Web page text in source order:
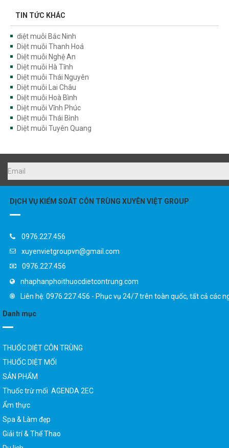
TIN TỨC KHÁC
diệt muỗi Bắc Ninh
Diệt muỗi Thanh Hoá
Diệt muỗi Nghệ An
Diệt muỗi Hà Tĩnh
Diệt muỗi Thái Nguyên
Diệt muỗi Lai Châu
Diệt muỗi Hoà Bình
Diệt muỗi Vĩnh Phúc
Diệt muỗi Thái Bình
Diệt muỗi Tuyên Quang
DỊCH VỤ KIỂM SOÁT CÔN TRÙNG XUYÊN VIỆT GROUP
THUỐC DIỆT CÔN TRÙNG
THUỐC DIỆT MỐI
SẢN PHẨM
Ẩm thực